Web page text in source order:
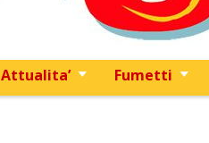
Attualita’ Fumetti